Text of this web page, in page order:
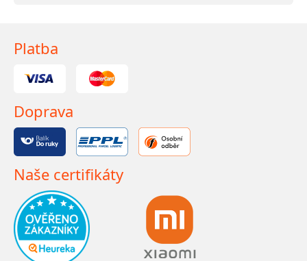
Platba
Doprava
Naše certifikáty